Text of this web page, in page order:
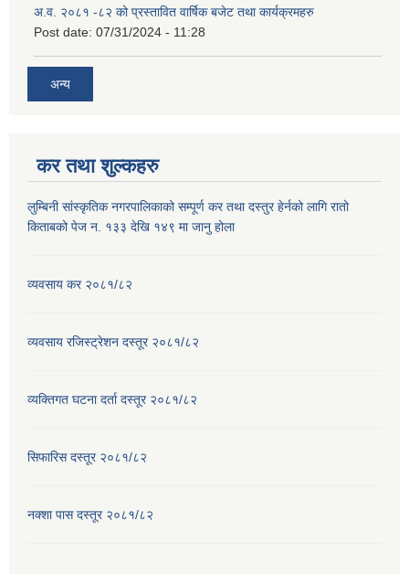
अ.व. २०८१ -८२ को प्रस्तावित वार्षिक बजेट तथा कार्यक्रमहरु
Post date: 07/31/2024 - 11:28
अन्य
कर तथा शुल्कहरु
लुम्बिनी सांस्कृतिक नगरपालिकाको सम्पूर्ण कर तथा दस्तुर हेर्नको लागि रातो
किताबको पेज न. १३३ देखि १४९ मा जानु होला
व्यवसाय कर २०८१/८२
व्यवसाय रजिस्ट्रेशन दस्तूर २०८१/८२
व्यक्तिगत घटना दर्ता दस्तूर २०८१/८२
सिफारिस दस्तूर २०८१/८२
नक्शा पास दस्तूर २०८१/८२